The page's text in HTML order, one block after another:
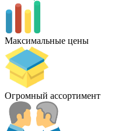
Максимальные цены
Огромный ассортимент